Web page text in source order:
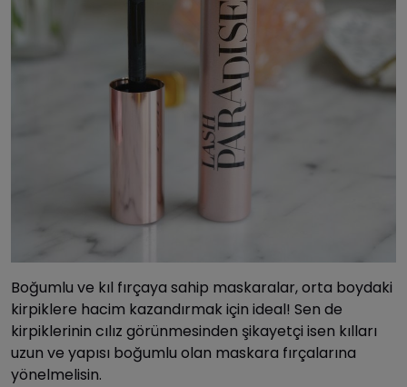
Boğumlu ve kıl fırçaya sahip maskaralar, orta boydaki
kirpiklere hacim kazandırmak için ideal! Sen de
kirpiklerinin cılız görünmesinden şikayetçi isen kılları
uzun ve yapısı boğumlu olan maskara fırçalarına
yönelmelisin.